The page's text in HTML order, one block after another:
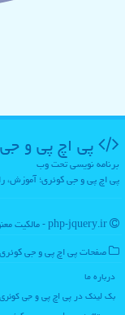
پی اچ پی و
برنامه نویسی تحت وب
پی اچ پی و جی کوئری؛ آموزش،
صفحات پی اچ پی و جی كوئری
درباره ما
بک لینک در پی اچ پی و جی كوئری